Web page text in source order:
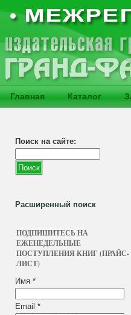
Главная Каталог
Поиск на сайте:
Расширенный поиск
ПОДПИШИТЕСЬ НА
ЕЖЕНЕДЕЛЬНЫЕ
ПОСТУПЛЕНИЯ КНИГ (ПРАЙС-
ЛИСТ)
Имя *
Email *